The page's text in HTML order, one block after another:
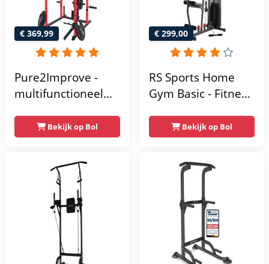
€ 369,99
Pure2Improve -
multifunctioneel
krachtstation -
home gym -
215x111x142
Bekijk op Bol
€ 299,00
RS Sports Home
Gym Basic - Fitness
Bekijk op Bol